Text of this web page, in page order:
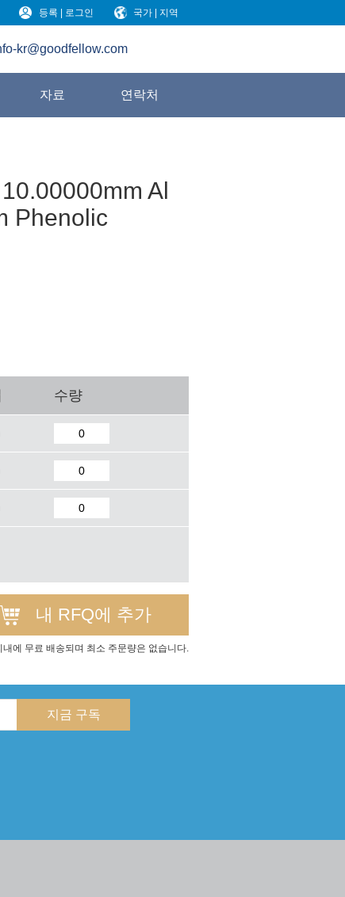
국가 | 지역
등록 | 로그인
kr@goodfellow.com
자료 연락처
Al
Phenolic
수량
내 RFQ에 추가
에 무료 배송되며 최소 주문량은 없습니다.
지금 구독